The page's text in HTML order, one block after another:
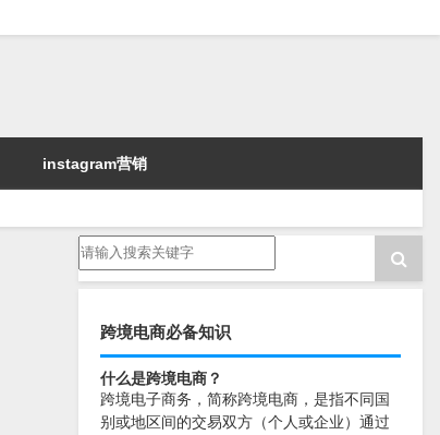
instagram营销
跨境电商必备知识
什么是跨境电商？
跨境电子商务，简称跨境电商，是指不同国
别或地区间的交易双方（个人或企业）通过